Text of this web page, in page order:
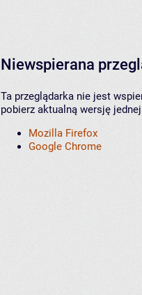
Niewspierana
Ta przeglądarka nie jest
pobierz aktualną wersję
Mozilla Firefox
Google Chrome